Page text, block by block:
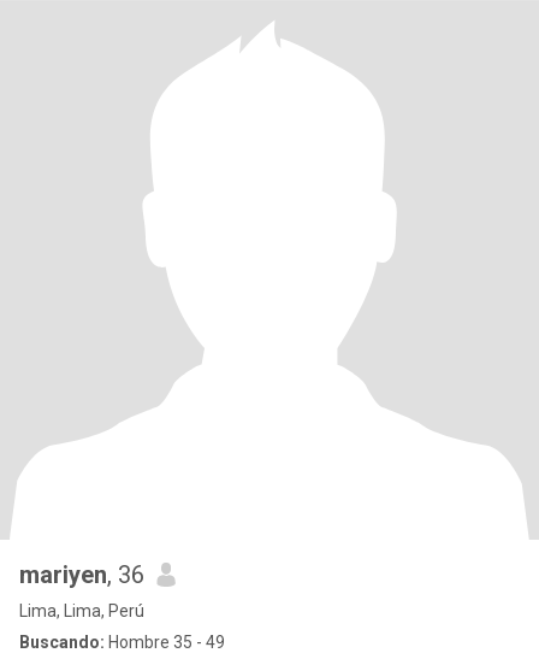
mariyen, 36
Lima, Lima, Perú
Buscando: Hombre 35 - 49